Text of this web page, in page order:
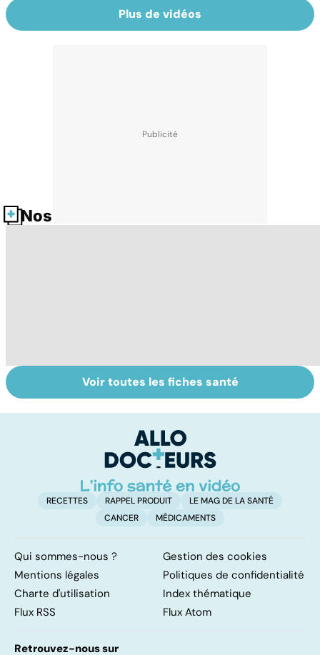
Plus de vidéos
Nos fiches santé
La tuberculose
pulmonaire
Le TDAH, un
trouble de
ou sans
hyperactivité
Voir toutes les fiches santé
RECETTES RAPPEL PRODUIT
LE MAG DE LA SANTÉ
CANCER
MÉDICAMENTS
Qui sommes-nous ?
Gestion des cookies
Mentions légales
Politiques de confidentialité
Charte d'utilisation
Index thématique
Flux RSS
Flux Atom
Retrouvez-nous sur